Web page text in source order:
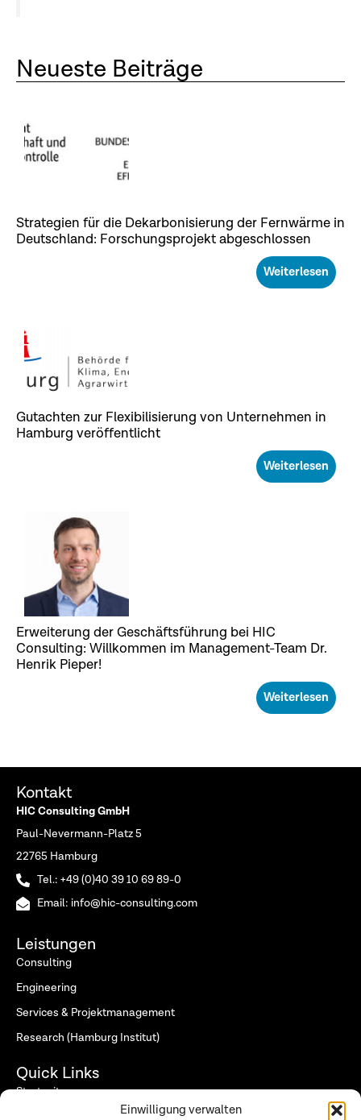
Einwilligung verwalten
Neueste Beiträge
Strategien für die Dekarbonisierung der Fernwärme in
Deutschland: Forschungsprojekt abgeschlossen
Weiterlesen
Gutachten zur Flexibilisierung von Unternehmen in
Hamburg veröffentlicht
Weiterlesen
Erweiterung der Geschäftsführung bei HIC
Consulting: Willkommen im Management-Team Dr.
Henrik Pieper!
Weiterlesen
Kontakt
HIC Consulting GmbH
Paul-Nevermann-Platz 5
22765 Hamburg
Tel.: +49 (0)40 39 10 69 89-0
Email: info@hic-consulting.com
Leistungen
Consulting
Engineering
Services & Projektmanagement
Research (Hamburg Institut)
Quick Links
Startseite